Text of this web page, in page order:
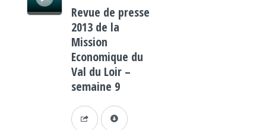
Revue de presse
2013 de la
Mission
Economique du
Val du Loir –
semaine 9